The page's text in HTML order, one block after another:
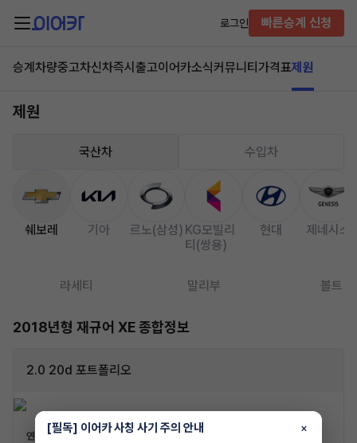
로그인 빠른승계 신청
승계차량중고차신차즉시출고이어카소식커뮤니티 가격표제원
제원
국산차 수입차
쉐보레 기아 르노(삼성) KG모빌리
티(쌍용)
현대 제네시스
라세티 말리부 볼트
2018년형 재규어 XE 종합정보
2.0 20d 포트폴리오
연료/연비
[필독] 이어카 사칭 사기 주의 안내 ×